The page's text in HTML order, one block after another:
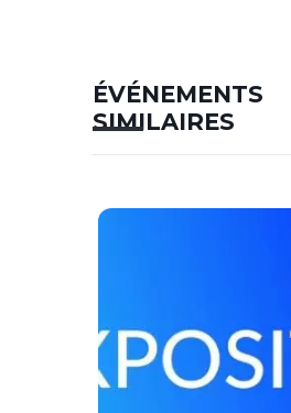
ÉVÉNEMENTS
SIMILAIRES